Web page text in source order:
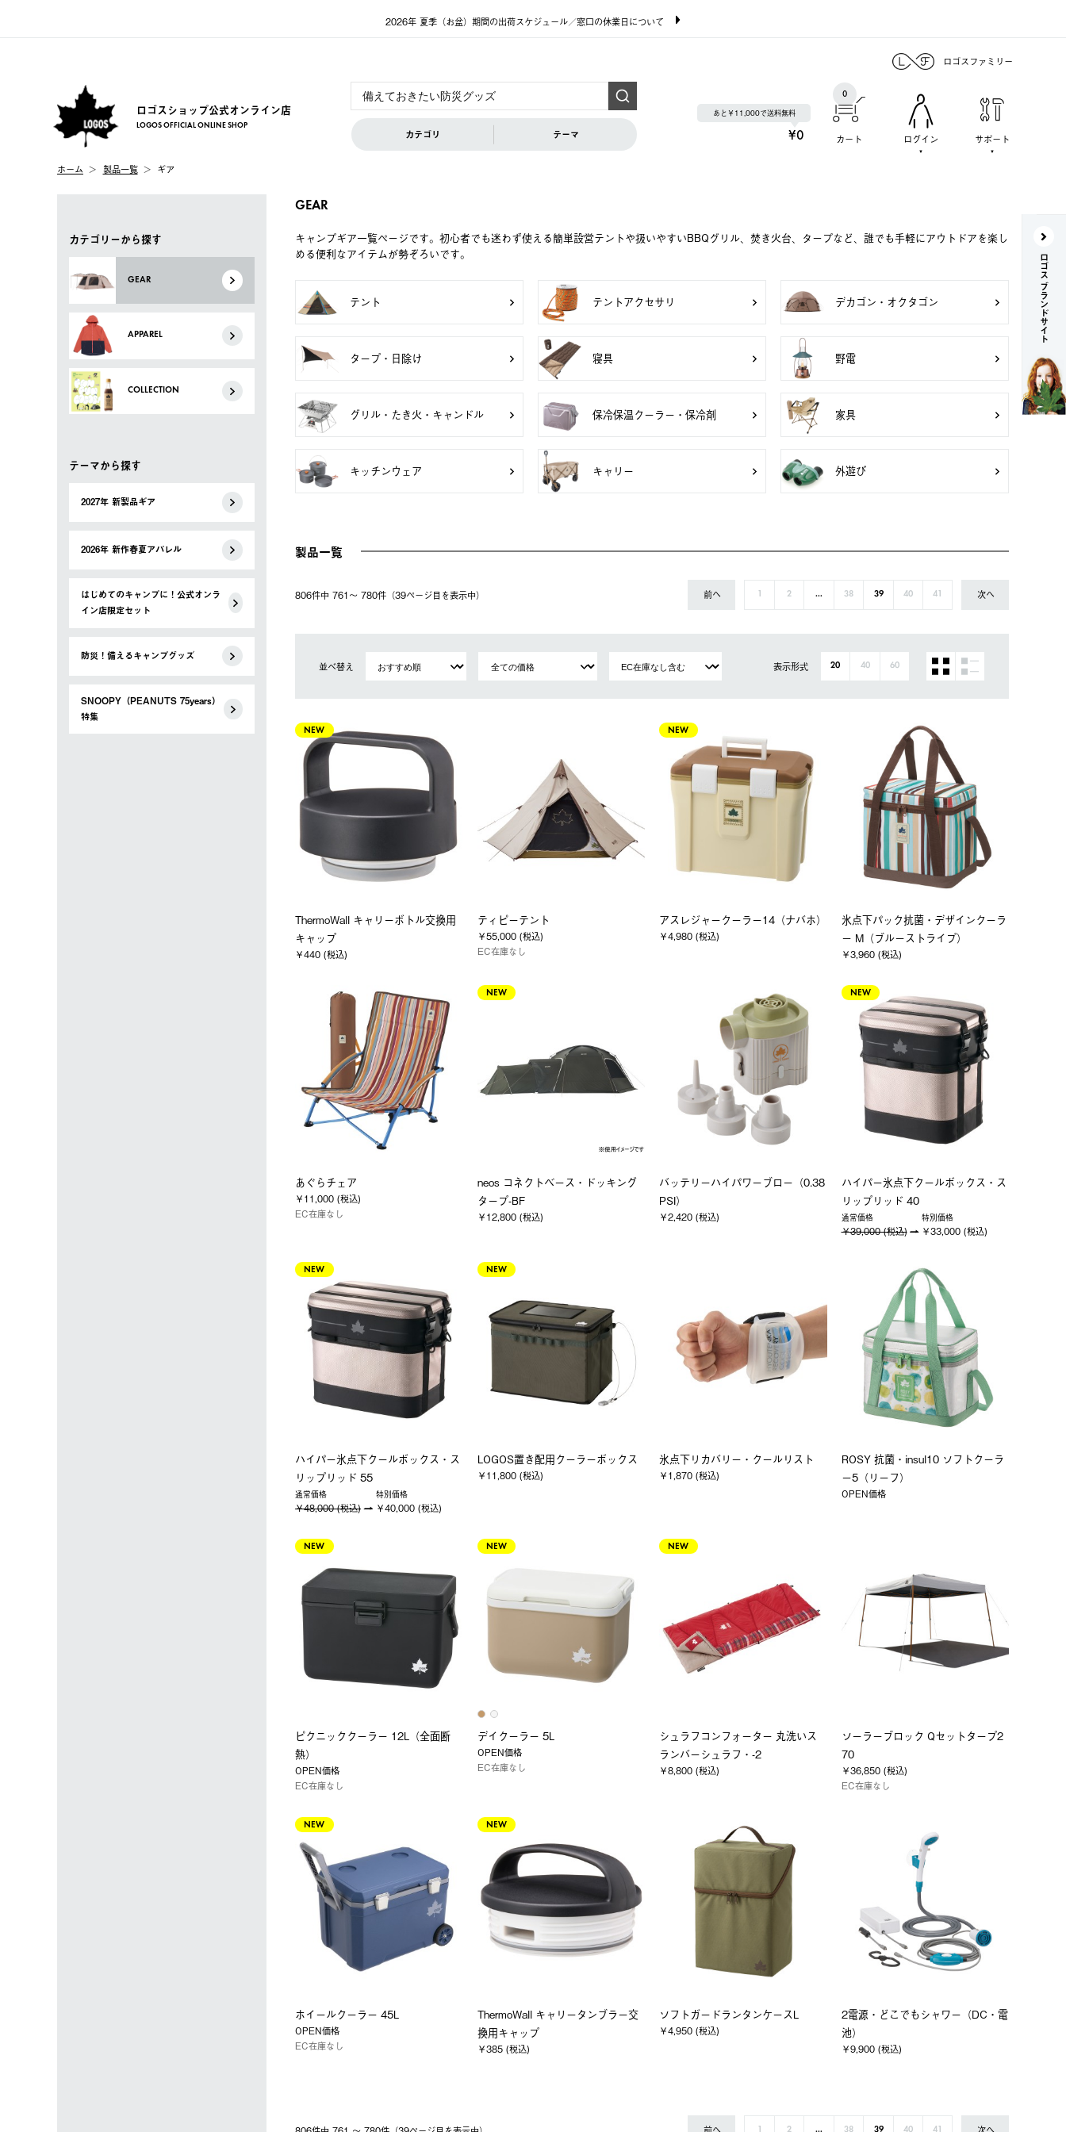
2026年 夏季（お盆）期間の出荷スケジュール／窓口の休業日について
ロゴスファミリー
ロゴスショップ公式オンライン店
LOGOS OFFICIAL ONLINE SHOP
カテゴリ テーマ
あと￥11,000で送料無料
¥0 カート
0
ログイン サポート
ホーム 製品一覧 ギア
カテゴリーから探す
GEAR
APPAREL
COLLECTION
テーマから探す
2027年 新製品ギア
2026年 新作春夏アパレル
はじめてのキャンプに！公式オンラ
イン店限定セット
防災！備えるキャンプグッズ
SNOOPY（PEANUTS 75years）
特集
GEAR
キャンプギア一覧ページです。初心者でも迷わず使える簡単設営テントや扱いやすいBBQグリル、焚き火台、タープなど、誰でも手軽にアウトドアを楽し
める便利なアイテムが勢ぞろいです。
テント テントアクセサリ デカゴン・オクタゴン
タープ・日除け 寝具 野電
グリル・たき火・キャンドル 保冷保温クーラー・保冷剤 家具
キッチンウェア キャリー 外遊び
製品一覧
806件中 761〜 780件（39ページ⽬を表⽰中） 前へ 1 2 ... 38 39 40 41 次へ
並べ替え 表示形式 20 40 60
NEW
ThermoWall キャリーボトル交換用
キャップ
￥440 (税込)
ティピーテント
￥55,000 (税込)
EC在庫なし
NEW
アスレジャークーラー14（ナバホ）
￥4,980 (税込)
氷点下パック抗菌・デザインクーラ
ー M（ブルーストライプ）
￥3,960 (税込)
あぐらチェア
￥11,000 (税込)
EC在庫なし
NEW
neos コネクトベース・ドッキング
タープ-BF
￥12,800 (税込)
バッテリーハイパワーブロー（0.38
PSI）
￥2,420 (税込)
NEW
ハイパー氷点下クールボックス・ス
リップリッド 40
通常価格
￥39,000 (税込)
特別価格
￥33,000 (税込)
NEW
ハイパー氷点下クールボックス・ス
リップリッド 55
通常価格
￥48,000 (税込)
特別価格
￥40,000 (税込)
NEW
LOGOS置き配用クーラーボックス
￥11,800 (税込)
氷点下リカバリー・クールリスト
￥1,870 (税込)
ROSY 抗菌・insul10 ソフトクーラ
ー5（リーフ）
OPEN価格
NEW
ピクニッククーラー 12L（全面断
熱）
OPEN価格
EC在庫なし
NEW
デイクーラー 5L
OPEN価格
EC在庫なし
NEW
シュラフコンフォーター 丸洗いス
ランバーシュラフ・-2
￥8,800 (税込)
ソーラーブロック Qセットタープ2
70
￥36,850 (税込)
EC在庫なし
NEW
ホイールクーラー 45L
OPEN価格
EC在庫なし
NEW
ThermoWall キャリータンブラー交
換用キャップ
￥385 (税込)
ソフトガードランタンケースL
￥4,950 (税込)
2電源・どこでもシャワー（DC・電
池）
￥9,900 (税込)
2 ... 38 39 40 41
ロゴス ブランドサイト